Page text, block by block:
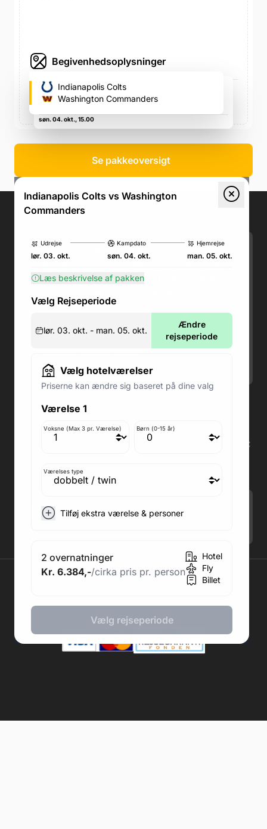
Begivenhedsoplysninger
Tottenham Hotspur Stadium (NFL)
782 High Rd, London N17 0BX, Storbritannien, 782 High
søn. 04. okt., 15.00
Indianapolis Colts
Washington Commanders
Se pakkeoversigt
Indianapolis Colts vs Washington
Commanders
Udrejse
lør. 03. okt.
Kampdato
søn. 04. okt.
Hjemrejse
man. 05. okt.
Læs beskrivelse af pakken
Vælg Rejseperiode
lør. 03. okt. - man. 05. okt.
Ændre
rejseperiode
Vælg hotelværelser
Priserne kan ændre sig baseret på dine valg
Værelse 1
Voksne (Max 3 pr. Værelse) Børn (0-15 år)
Værelses type
Tilføj ekstra værelse & personer
2 overnatninger
Kr. 6.384,-/cirka pris pr. person
Hotel
Fly
Billet
Vælg rejseperiode
Kontakt os
Telefon: (+45) 71 74 18 92
Akuttelefon under rejsen: Nummeret står i
bunden af dit rejsedokument
Åbningstider:
Fredag: 09.00-15.00
Søndag: Lukket
2860 Søborg
Medlem af rejsegarantifonden: 3350
Adresse kontor: Fodboldpakker ApS Rosendal 1C
CVR: 41967218
Tilmeld Nyhedsbrev.
2026 © Fodboldpakker ApS